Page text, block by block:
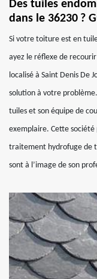
Des tuiles
dans le 36230 ?
Si votre toiture est en
ayez le réflexe de recourir
localisé à Saint Denis De
solution à votre
tuiles et son équipe de
exemplaire. Cette société
traitement hydrofuge de
sont à l’image de son